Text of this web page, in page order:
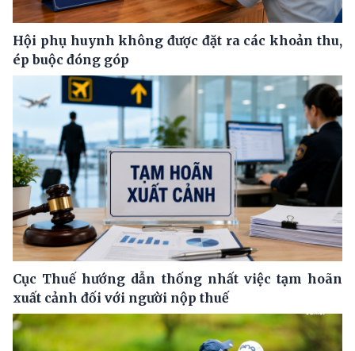
Hội phụ huynh không được đặt ra các khoản thu,
ép buộc đóng góp
Cục Thuế hướng dẫn thống nhất việc tạm hoãn
xuất cảnh đối với người nộp thuế